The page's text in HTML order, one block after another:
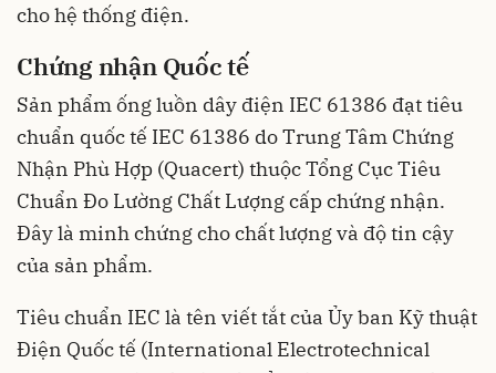
cho hệ thống điện.
Chứng nhận Quốc tế
Sản phẩm ống luồn dây điện IEC 61386 đạt tiêu
chuẩn quốc tế IEC 61386 do Trung Tâm Chứng
Nhận Phù Hợp (Quacert) thuộc Tổng Cục Tiêu
Chuẩn Đo Lường Chất Lượng cấp chứng nhận.
Đây là minh chứng cho chất lượng và độ tin cậy
của sản phẩm.
Tiêu chuẩn IEC là tên viết tắt của Ủy ban Kỹ thuật
Điện Quốc tế (International Electrotechnical